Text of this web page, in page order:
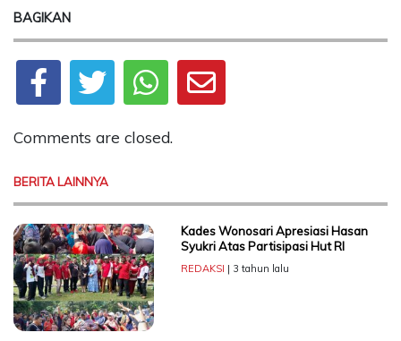
BAGIKAN
Comments are closed.
BERITA LAINNYA
Kades Wonosari Apresiasi Hasan
Syukri Atas Partisipasi Hut RI
REDAKSI | 3 tahun lalu